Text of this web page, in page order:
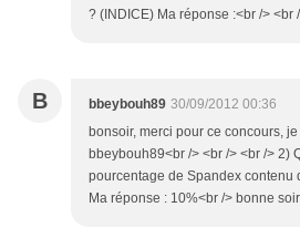
? (INDICE) Ma réponse :<br /> <br
B bbeybouh89 30/09/2012 00:36
bonsoir, merci pour ce concours,
bbeybouh89<br /> <br /> <br /> 2)
pourcentage de Spandex contenu
Ma réponse : 10%<br /> bonne